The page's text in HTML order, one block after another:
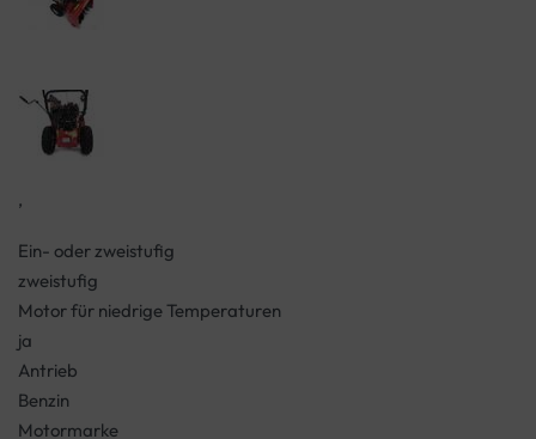
,
Ein- oder zweistufig
zweistufig
Motor für niedrige Temperaturen
ja
Antrieb
Benzin
Motormarke